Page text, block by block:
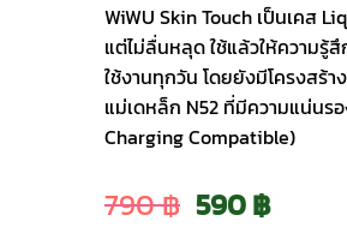
WiWU Skin Touch เป็นเคส
แต่ไม่ลื่นหลุด ใช้แล้วให้ความรู้
ใช้งานทุกวัน โดยยังมีโครงสร้
แม่เดหล็ก N52 ที่มีความแน่นร
Charging Compatible)
790฿ Original
590฿Current